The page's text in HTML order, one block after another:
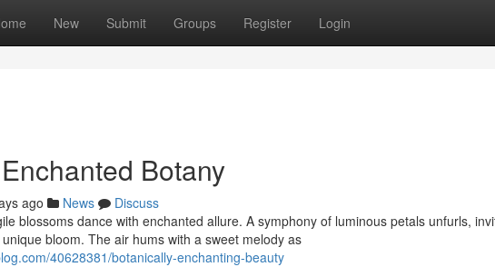
New Submit Groups Register Login
Botany
ago News
Discuss
blossoms dance with enchanted allure. A symphony of luminous petals unfurls,
bloom. The air hums with a sweet melody as
40628381/botanically-enchanting-beauty